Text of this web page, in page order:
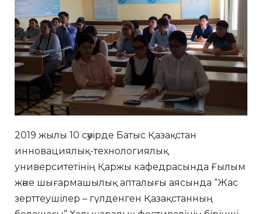
2019 жылы 10 сәуірде Батыс Қазақстан
инновациялық-технологиялық
университетінің Қаржы кафедрасында Ғылым
және шығармашылық апталығы аясында “Жас
зерттеушілер – гүлденген Қазақстанның